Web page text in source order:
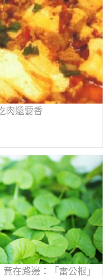
肉還要香
在路邊：「雷公根」